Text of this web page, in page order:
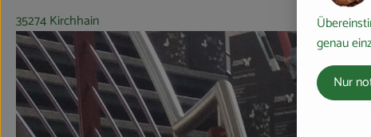
35274 Kirchhain
genau
Nur